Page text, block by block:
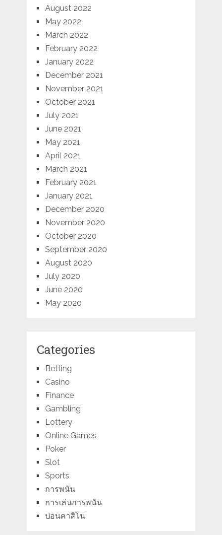
August 2022
May 2022
March 2022
February 2022
January 2022
December 2021
November 2021
October 2021
July 2021
June 2021
May 2021
April 2021
March 2021
February 2021
January 2021
December 2020
November 2020
October 2020
September 2020
August 2020
July 2020
June 2020
May 2020
Categories
Betting
Casino
Finance
Gambling
Lottery
Online Games
Poker
Slot
Sports
การพนัน
การเล่นการพนัน
บ่อนคาสิโน